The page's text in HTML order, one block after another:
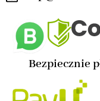
Bezpiecznie